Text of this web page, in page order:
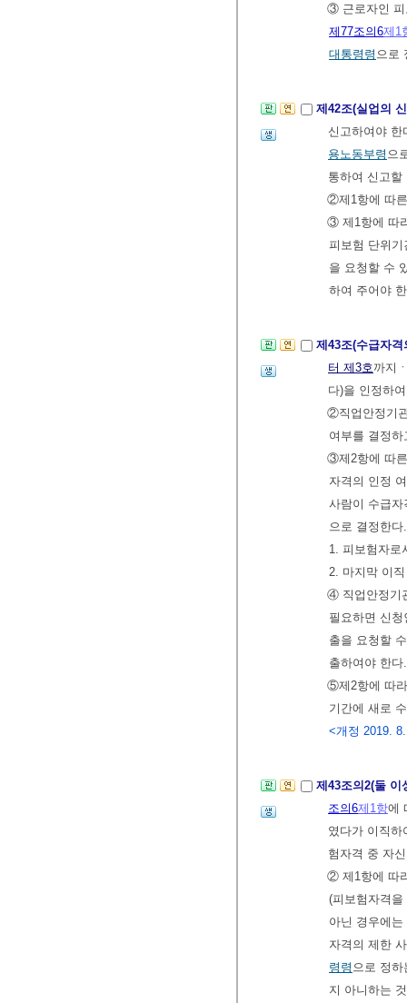
③ 근로자인
제77조의6제1
대통령령 으로
제42조(실업의
신고하여야
용노동부령 으
통하여 신고
②제1항에 따
③ 제1항에 따
피보험 단위기
을 요청할 수
하여 주어야
제43조(수급자
터 제3호까지
다)을 인정하
②직업안정기
여부를 결정
③제2항에 따
자격의 인정
사람이 수급
으로 결정한
1. 피보험자로
2. 마지막 이
④ 직업안정기
필요하면 신
출을 요청할
출하여야 한
⑤제2항에 따
기간에 새로
<개정 2019.
제43조의2(둘
조의6제1항에
였다가 이직
험자격 중 자
② 제1항에 따
(피보험자격
아닌 경우에
자격의 제한
령령 으로 정
지 아니하는